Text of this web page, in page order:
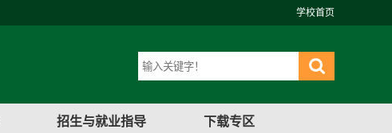
学校首页
招生与就业指导 下载专区